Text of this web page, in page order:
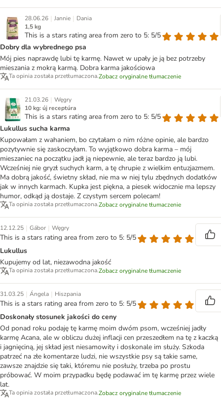
28.06.26 | Jannie | Dania
1,5 kg
This is a stars rating area from zero to 5: 5/5
Dobry dla wybrednego psa
Mój pies naprawdę lubi tę karmę. Nawet w upały je ją bez potrzeby
mieszania z mokrą karmą. Dobra karma jakościowa
Ta opinia została przetłumaczona.Zobacz oryginalne tłumaczenie
21.03.26 | Węgry
10 kg: új receptúra
This is a stars rating area from zero to 5: 5/5
Lukullus sucha karma
Kupowałam z wahaniem, bo czytałam o nim różne opinie, ale bardzo
pozytywnie się zaskoczyłam. To wyjątkowo dobra karma – mój
mieszaniec na początku jadł ją niepewnie, ale teraz bardzo ją lubi.
Wcześniej nie gryzł suchych karm, a tę chrupie z wielkim entuzjazmem.
Ma dobrą jakość, świetny skład, nie ma w niej tylu zbędnych dodatków
jak w innych karmach. Kupka jest piękna, a piesek widocznie ma lepszy
humor, odkąd ją dostaje. Z czystym sercem polecam!
Ta opinia została przetłumaczona.Zobacz oryginalne tłumaczenie
12.12.25 | Gábor | Węgry
This is a stars rating area from zero to 5: 5/5
Lukullus
Kupujemy od lat, niezawodna jakość
Ta opinia została przetłumaczona.Zobacz oryginalne tłumaczenie
31.03.25 | Ángela | Hiszpania
This is a stars rating area from zero to 5: 5/5
Doskonały stosunek jakości do ceny
Od ponad roku podaję tę karmę moim dwóm psom, wcześniej jadły
karmę Acana, ale w obliczu dużej inflacji cen przeszedłem na tę z kaczką
i jagnięciną, jej skład jest niesamowity i doskonale im służy. Szkoda
patrzeć na złe komentarze ludzi, nie wszystkie psy są takie same,
zawsze znajdzie się taki, któremu nie posłuży, trzeba po prostu
próbować. W moim przypadku będę podawać im tę karmę przez wiele
lat.
Ta opinia została przetłumaczona.Zobacz oryginalne tłumaczenie